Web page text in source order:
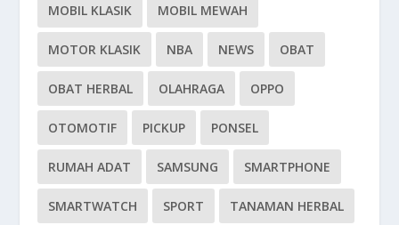
MOBIL KLASIK MOBIL MEWAH
MOTOR KLASIK NBA NEWS OBAT
OBAT HERBAL OLAHRAGA OPPO
OTOMOTIF PICKUP PONSEL
RUMAH ADAT SAMSUNG SMARTPHONE
SMARTWATCH SPORT TANAMAN HERBAL